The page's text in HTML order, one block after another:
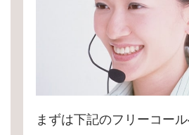
まずは下記のフリーコー